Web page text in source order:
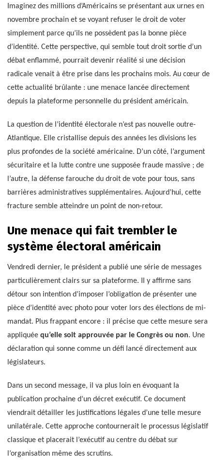
Imaginez des millions d’Américains se présentant aux urnes en
novembre prochain et se voyant refuser le droit de voter
simplement parce qu’ils ne possèdent pas la bonne pièce
d’identité. Cette perspective, qui semble tout droit sortie d’un
débat enflammé, pourrait devenir réalité si une décision
radicale venait à être prise dans les prochains mois. Au cœur de
cette actualité brûlante : une menace lancée directement
depuis la plateforme personnelle du président américain.
La question de l’identité électorale n’est pas nouvelle outre-
Atlantique. Elle cristallise depuis des années les divisions les
plus profondes de la société américaine. D’un côté, l’argument
sécuritaire et la lutte contre une supposée fraude massive ; de
l’autre, la défense farouche du droit de vote pour tous, sans
barrières administratives supplémentaires. Aujourd’hui, cette
fracture semble atteindre un point de non-retour.
Une menace qui fait trembler le
système électoral américain
Vendredi dernier, le président a publié une série de messages
particulièrement clairs sur sa plateforme. Il y affirme sans
détour son intention d’imposer l’obligation de présenter une
pièce d’identité avec photo pour voter lors des élections de mi-
mandat. Plus frappant encore : il précise que cette mesure sera
appliquée qu’elle soit approuvée par le Congrès ou non. Une
déclaration qui sonne comme un défi lancé directement aux
législateurs.
Dans un second message, il va plus loin en évoquant la
publication prochaine d’un décret exécutif. Ce document
viendrait détailler les justifications légales d’une telle mesure
unilatérale. Cette approche contournerait le processus législatif
classique et placerait l’exécutif au centre du débat sur
l’organisation même des scrutins.